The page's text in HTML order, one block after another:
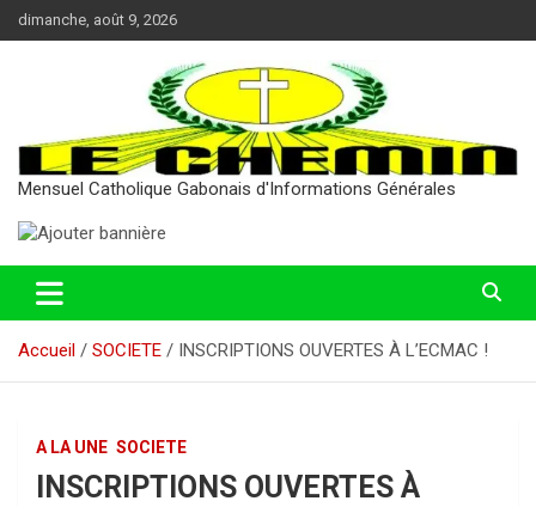
Aller
au
dimanche, août 9, 2026
Mensuel Catholique Gabonais d'Informations Générales
Accueil SOCIETE INSCRIPTIONS OUVERTES À L’ECMAC !
A LA UNE SOCIETE
INSCRIPTIONS OUVERTES À